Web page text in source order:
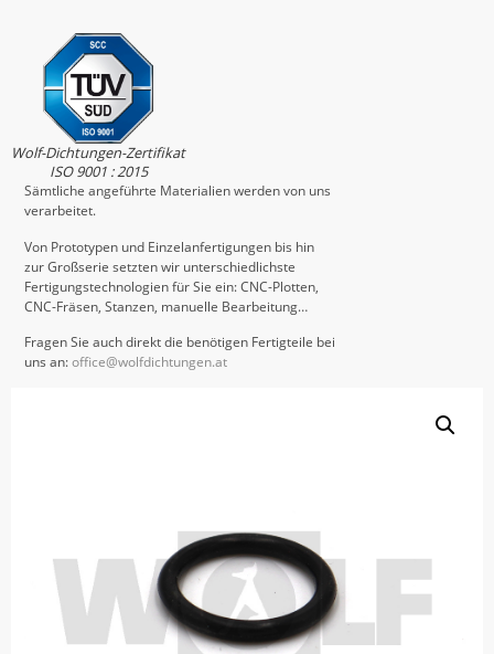
Wolf-Dichtungen-Zertifikat
ISO 9001 : 2015
Sämtliche angeführte Materialien werden von uns
verarbeitet.
Von Prototypen und Einzelanfertigungen bis hin
zur Großserie setzten wir unterschiedlichste
Fertigungstechnologien für Sie ein: CNC-Plotten,
CNC-Fräsen, Stanzen, manuelle Bearbeitung…
Fragen Sie auch direkt die benötigen Fertigteile bei
uns an:office@wolfdichtungen.at